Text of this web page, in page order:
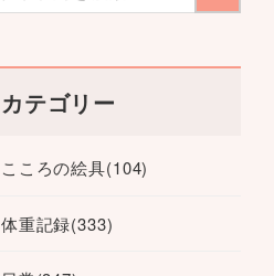
カテゴリー
こころの絵具(104)
体重記録(333)